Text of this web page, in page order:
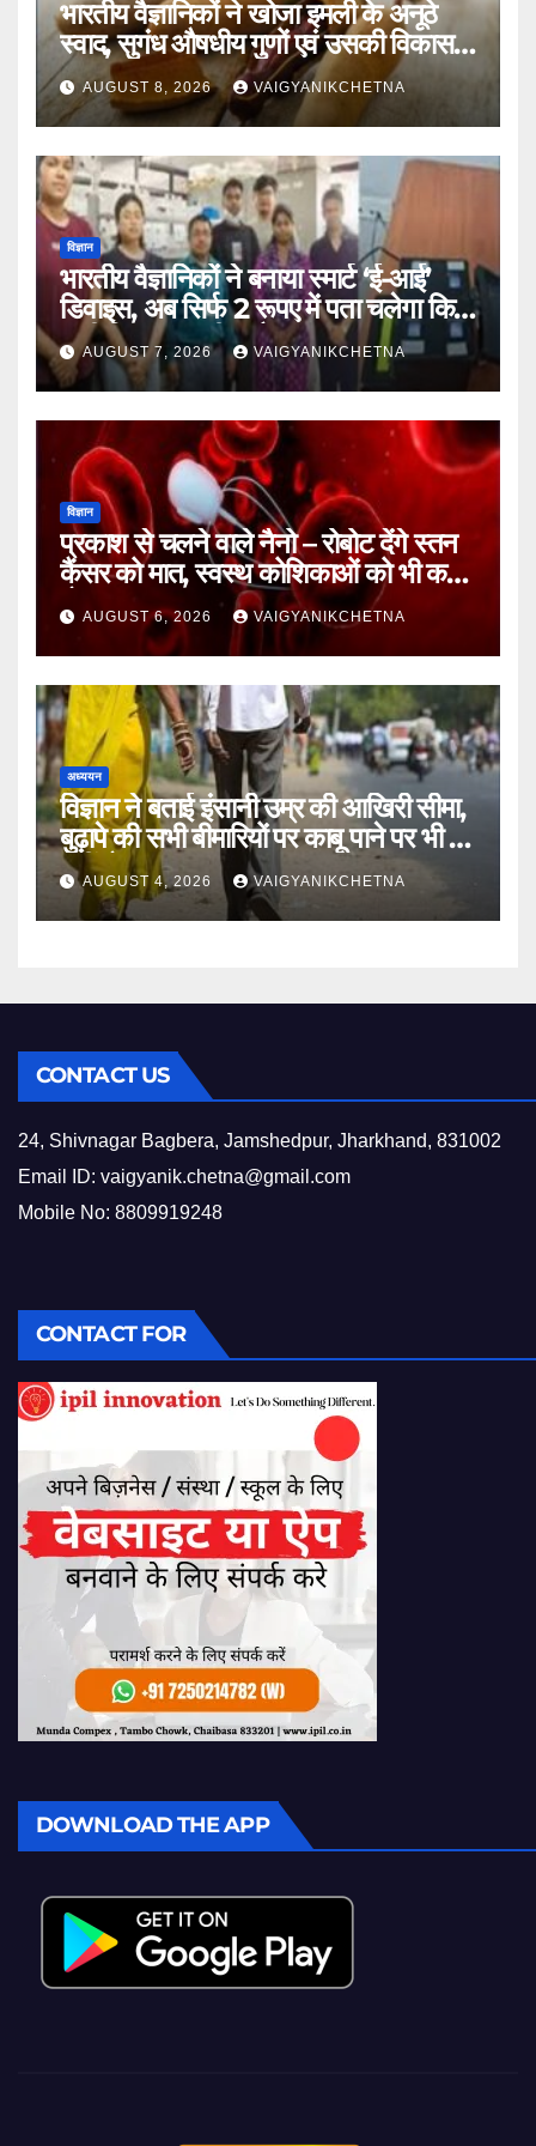
भारतीय वैज्ञानिकों ने खोजा इमली के अनूठे
स्वाद, सुगंध औषधीय गुणों एवं उसकी विकास
यात्रा का राज
AUGUST 8, 2026 VAIGYANIKCHETNA
विज्ञान
भारतीय वैज्ञानिकों ने बनाया स्मार्ट ‘ई-आई’
डिवाइस, अब सिर्फ 2 रूपए में पता चलेगा कि
पानी कितना जहरीला है।
AUGUST 7, 2026 VAIGYANIKCHETNA
विज्ञान
प्रकाश से चलने वाले नैनो – रोबोट देंगे स्तन
कैंसर को मात, स्वस्थ कोशिकाओं को भी कम
होगा नुकसान
AUGUST 6, 2026 VAIGYANIKCHETNA
अध्ययन
विज्ञान ने बताई इंसानी उम्र की आखिरी सीमा,
बुढ़ापे की सभी बीमारियों पर काबू पाने पर भी वह
नहीं होगा ‘अमर’
AUGUST 4, 2026 VAIGYANIKCHETNA
CONTACT US
24, Shivnagar Bagbera, Jamshedpur, Jharkhand, 831002
Email ID: vaigyanik.chetna@gmail.com
Mobile No: 8809919248
CONTACT FOR
DOWNLOAD THE APP